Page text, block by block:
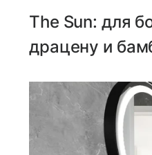
The Sun: для
драцену и